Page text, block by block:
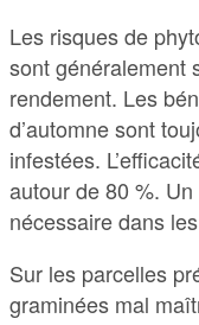
Les risques de
sont généralement
rendement. Les
d’automne sont
infestées.
autour de 80 %.
nécessaire dans
Sur les parcelles
graminées mal